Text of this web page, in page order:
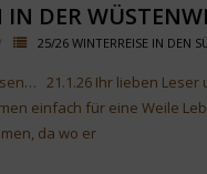
DER
25/26 WINTERREISE IN DEN
21.1.26 Ihr lieben Leser
einfach für eine Weile
da wo er